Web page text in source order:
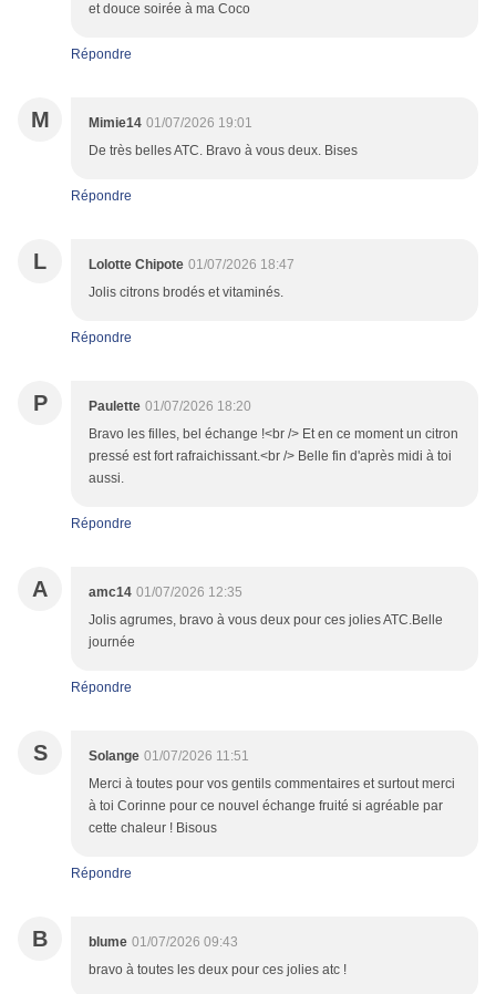
et douce soirée à ma Coco
Répondre
M Mimie14 01/07/2026 19:01
De très belles ATC. Bravo à vous deux. Bises
Répondre
L Lolotte Chipote 01/07/2026 18:47
Jolis citrons brodés et vitaminés.
Répondre
P Paulette 01/07/2026 18:20
Bravo les filles, bel échange !<br /> Et en ce moment un citron
pressé est fort rafraichissant.<br /> Belle fin d'après midi à toi
aussi.
Répondre
A amc14 01/07/2026 12:35
Jolis agrumes, bravo à vous deux pour ces jolies ATC.Belle
journée
Répondre
S Solange 01/07/2026 11:51
Merci à toutes pour vos gentils commentaires et surtout merci
à toi Corinne pour ce nouvel échange fruité si agréable par
cette chaleur ! Bisous
Répondre
B blume 01/07/2026 09:43
bravo à toutes les deux pour ces jolies atc !